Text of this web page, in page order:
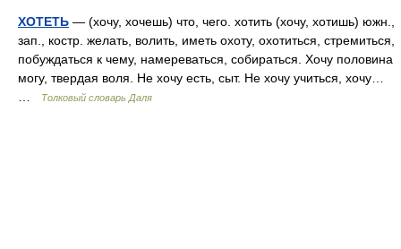
ХОТЕТЬ — (хочу, хочешь) что, чего. хотить (хочу, хотишь) южн.,
зап., костр. желать, волить, иметь охоту, охотиться, стремиться,
побуждаться к чему, намереваться, собираться. Хочу половина
могу, твердая воля. Не хочу есть, сыт. Не хочу учиться, хочу…
Толковый словарь Даля